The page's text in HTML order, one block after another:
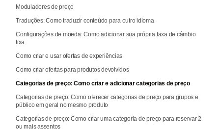
Moduladores de preço
Traduções: Como traduzir conteúdo para outro idioma
Configurações de moeda: Como adicionar sua própria taxa de câmbio
fixa
Como criar e usar ofertas de experiências
Como criar ofertas para produtos devolvidos
Categorias de preço: Como criar e adicionar categorias de preço
Categorias de preço: Como oferecer categorias de preço para grupos e
público em geral no mesmo produto
Categorias de preço: Como criar uma categoria de preço para reservar 2
ou mais assentos